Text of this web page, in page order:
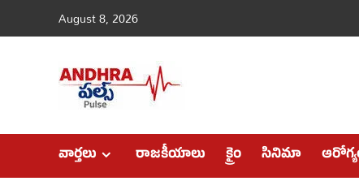
to
August 8, 2026
వార్తలు రాజకీయాలు క్రైం సినిమా